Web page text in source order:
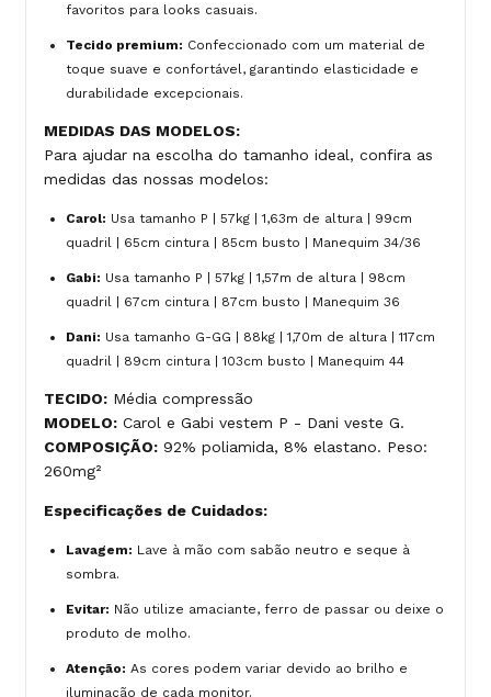
favoritos para looks casuais.
Tecido premium: Confeccionado com um material de
toque suave e confortável, garantindo elasticidade e
durabilidade excepcionais.
MEDIDAS DAS MODELOS:
Para ajudar na escolha do tamanho ideal, confira as
medidas das nossas modelos:
Carol: Usa tamanho P | 57kg | 1,63m de altura | 99cm
quadril | 65cm cintura | 85cm busto | Manequim 34/36
Gabi: Usa tamanho P | 57kg | 1,57m de altura | 98cm
quadril | 67cm cintura | 87cm busto | Manequim 36
Dani: Usa tamanho G-GG | 88kg | 1,70m de altura | 117cm
quadril | 89cm cintura | 103cm busto | Manequim 44
TECIDO: Média compressão
MODELO: Carol e Gabi vestem P - Dani veste G.
COMPOSIÇÃO: 92% poliamida, 8% elastano. Peso:
260mg²
Especificações de Cuidados:
Lavagem: Lave à mão com sabão neutro e seque à
sombra.
Evitar: Não utilize amaciante, ferro de passar ou deixe o
produto de molho.
Atenção: As cores podem variar devido ao brilho e
iluminação de cada monitor.